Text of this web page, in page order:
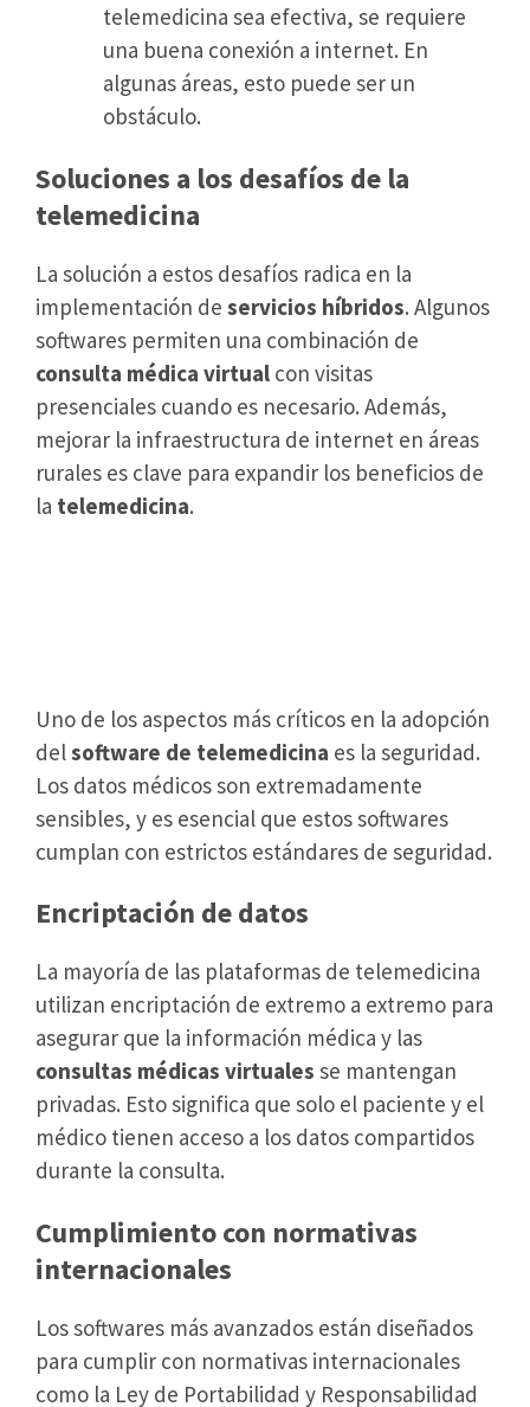
telemedicina sea efectiva, se requiere
una buena conexión a internet. En
algunas áreas, esto puede ser un
obstáculo.
Soluciones a los desafíos de la
telemedicina
La solución a estos desafíos radica en la
implementación de servicios híbridos. Algunos
softwares permiten una combinación de
consulta médica virtual con visitas
presenciales cuando es necesario. Además,
mejorar la infraestructura de internet en áreas
rurales es clave para expandir los beneficios de
la telemedicina.
Uno de los aspectos más críticos en la adopción
delsoftware de telemedicina es la seguridad.
Los datos médicos son extremadamente
sensibles, y es esencial que estos softwares
cumplan con estrictos estándares de seguridad.
Encriptación de datos
La mayoría de las plataformas de telemedicina
utilizan encriptación de extremo a extremo para
asegurar que la información médica y las
consultas médicas virtuales se mantengan
privadas. Esto significa que solo el paciente y el
médico tienen acceso a los datos compartidos
durante la consulta.
Cumplimiento con normativas
internacionales
Los softwares más avanzados están diseñados
para cumplir con normativas internacionales
como la Ley de Portabilidad y Responsabilidad